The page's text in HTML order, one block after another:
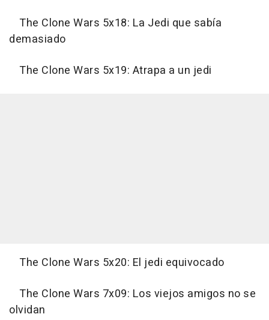
The Clone Wars 5x18: La Jedi que sabía
demasiado
The Clone Wars 5x19: Atrapa a un jedi
The Clone Wars 5x20: El jedi equivocado
The Clone Wars 7x09: Los viejos amigos no se
olvidan